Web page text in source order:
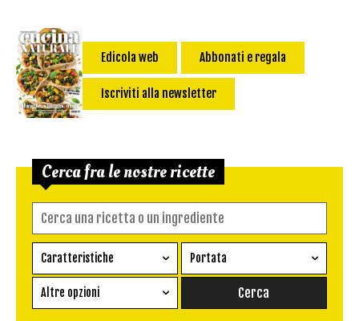
Edicola web Abbonati e regala
Iscriviti alla newsletter
Cerca fra le nostre ricette
Caratteristiche
Ricetta vegetariana
Senza glutine
Portata
Conserva
Altre opzioni